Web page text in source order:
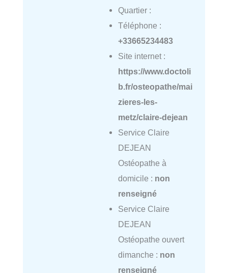
Quartier :
Téléphone :
+33665234483
Site internet :
https://www.doctoli
b.fr/osteopathe/mai
zieres-les-
metz/claire-dejean
Service Claire
DEJEAN
Ostéopathe à
domicile : non
renseigné
Service Claire
DEJEAN
Ostéopathe ouvert
dimanche : non
renseigné